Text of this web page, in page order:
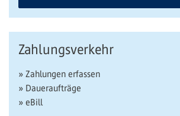
Zahlungsverkehr
» Zahlungen erfassen
» Daueraufträge
» eBill